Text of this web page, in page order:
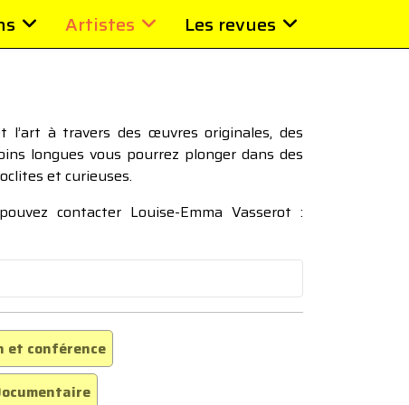
Artistes Les revues
à travers des œuvres originales, des
longues vous pourrez plonger dans des
et curieuses.
contacter Louise-Emma Vasserot :
et conférence